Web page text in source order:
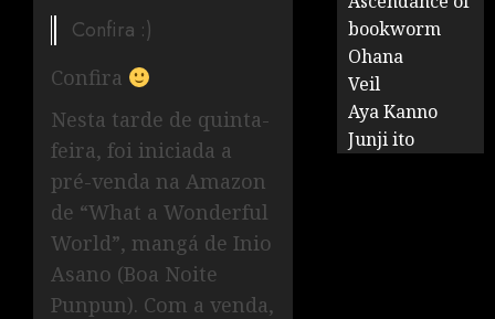
Confira :)
Confira
Nesta tarde de quinta-
feira, foi iniciada a
pré-venda na Amazon
de “What a Wonderful
World”, mangá de Inio
Asano (Boa Noite
Punpun). Com a venda,
bookworm
Ohana
Veil
Aya Kanno
Junji ito